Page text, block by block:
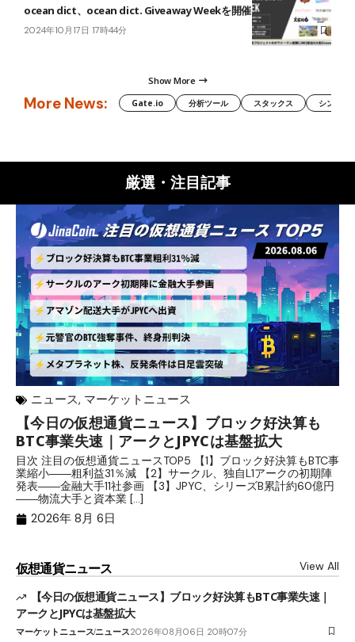
ocean dict、ocean dict. Giveaway Weekを開催│景品総額$5,000
2024年10月17日 17時44分
Show More
More News: Gate.io 分析ツール スタックス シンボル
厳選・注目記事
ニュース, マーケットニュース
【今日の仮想通貨ニュース】ブロック好決算も
BTC事業失速｜アークとJPYCは基盤拡大
目次 注目の仮想通貨ニュースTOP5 【1】ブロック好決算もBTC事
業縮小――粗利益31％減 【2】サークル、独自L1アークの初期陣
発表――金融大手11社参画 【3】JPYC、シリーズB累計約60億円
――物流大手と資本業 […]
2026年 8月 6日
仮想通貨ニュース View All
【今日の仮想通貨ニュース】ブロック好決算もBTC事業失速｜
アークとJPYCは基盤拡大
マーケットニュースニュース2026年08月06日 20時07分